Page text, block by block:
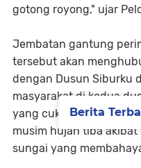
gotong royong," ujar
Jembatan gantung
tersebut akan
dengan Dusun Siburku
masyarakat di kedua
yang cukup sulit,
musim hujan tiba
sungai yang
Berita